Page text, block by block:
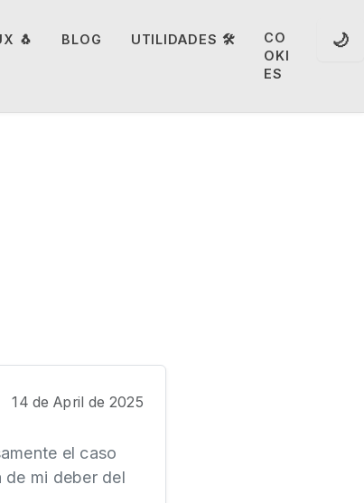
🐧 BLOG UTILIDADES 🛠️
CO
OKI
ES
🌙
14 de April de 2025
el caso
mi deber del